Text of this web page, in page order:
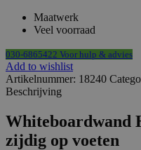
voeten
aantal
Maatwerk
Veel voorraad
030-6865422 Voor hulp & advies
Add to wishlist
Artikelnummer: 18240
Beschrijving
Whiteboardwand
zijdig op voeten